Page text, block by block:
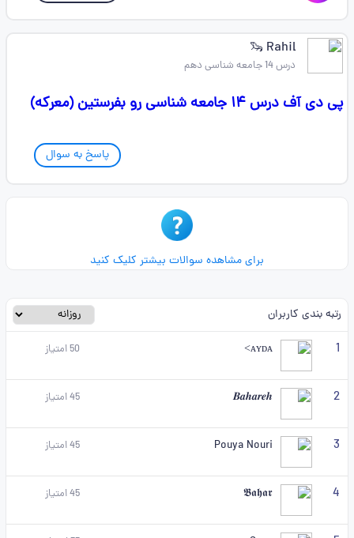
Rahil 🦦
درس 14 جامعه شناسی دهم
پی دی آف درس ۱۴ جامعه شناسی رو بفرستین (معرکه)
پاسخ به سوال
برای مشاهده سوالات بیشتر کلیک کنید
رتبه بندی کاربران
1
ᴀʏᴅᴀ>
50امتیاز
2
𝑩𝒂𝒉𝒂𝒓𝒆𝒉
45امتیاز
3
Pouya Nouri
45امتیاز
4
𝕭𝖆𝖍𝖆𝖗
45امتیاز